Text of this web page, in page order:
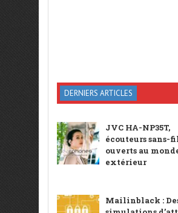
DERNIERS ARTICLES
JVC HA-NP35T,
écouteurs sans-
ouverts au
extérieur
Mailinblack :